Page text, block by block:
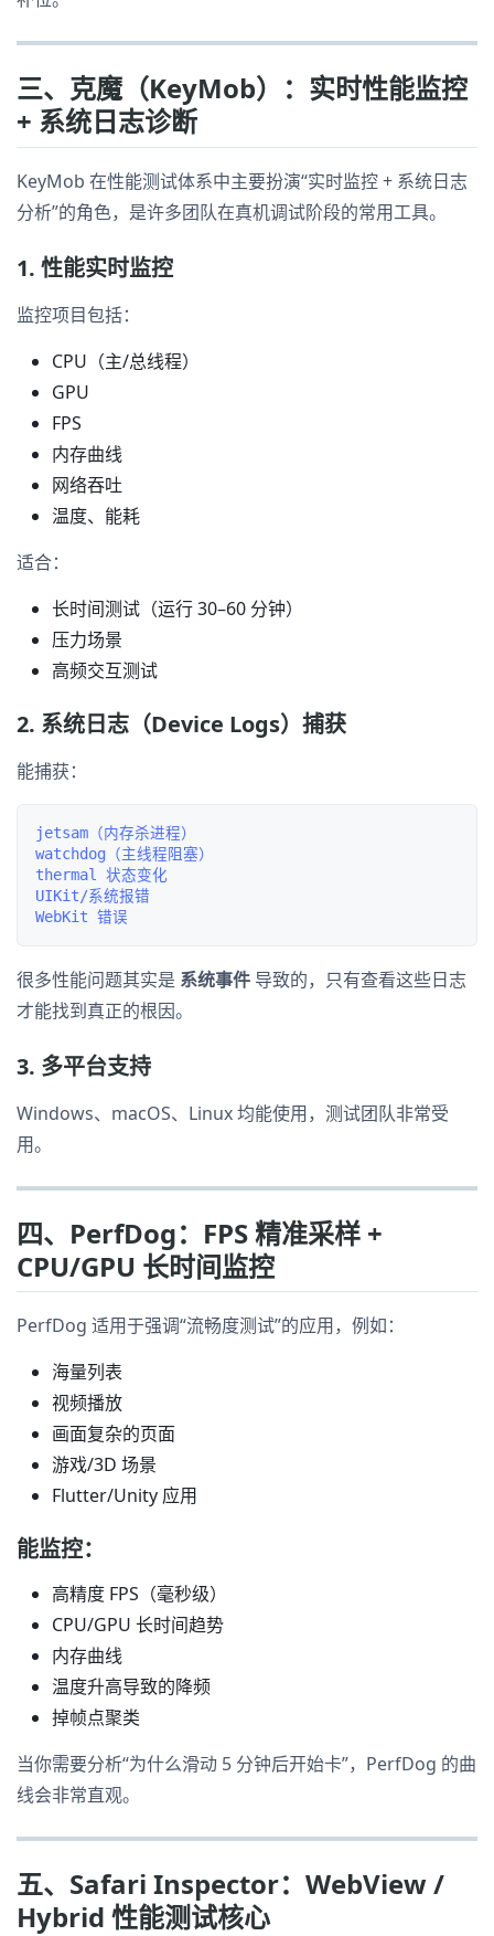
三、克魔（KeyMob）：实时性能监控
+ 系统日志诊断
KeyMob 在性能测试体系中主要扮演“实时监控 + 系统日志
分析”的角色，是许多团队在真机调试阶段的常用工具。
1. 性能实时监控
监控项目包括：
CPU（主/总线程）
GPU
FPS
内存曲线
网络吞吐
温度、能耗
适合：
长时间测试（运行 30–60 分钟）
压力场景
高频交互测试
2. 系统日志（Device Logs）捕获
能捕获：
jetsam（内存杀进程）
watchdog（主线程阻塞）
thermal 状态变化
UIKit/系统报错
很多性能问题其实是 系统事件 导致的，只有查看这些日志
才能找到真正的根因。
3. 多平台支持
Windows、macOS、Linux 均能使用，测试团队非常受
用。
四、PerfDog：FPS 精准采样 +
CPU/GPU 长时间监控
PerfDog 适用于强调“流畅度测试”的应用，例如：
海量列表
视频播放
画面复杂的页面
游戏/3D 场景
Flutter/Unity 应用
能监控：
高精度 FPS（毫秒级）
CPU/GPU 长时间趋势
内存曲线
温度升高导致的降频
掉帧点聚类
当你需要分析“为什么滑动 5 分钟后开始卡”，PerfDog 的曲
线会非常直观。
五、Safari Inspector：WebView /
Hybrid 性能测试核心